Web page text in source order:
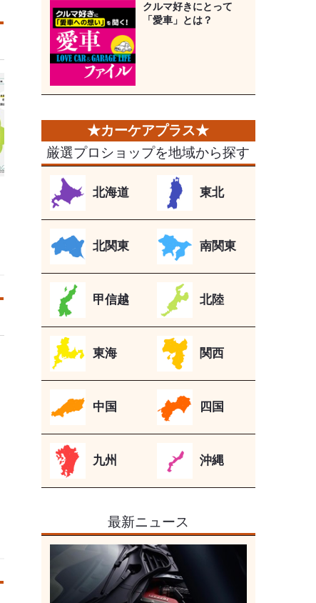
クルマ好きにとって
「愛車」とは？
厳選プロショップを地域から探す
北海道 東北
北関東 南関東
甲信越 北陸
東海 関西
中国 四国
九州 沖縄
最新ニュース